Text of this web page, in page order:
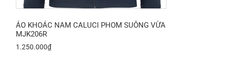
ÁO KHOÁC NAM CALUCI PHOM SUÔNG VỪA
MJK206R
1.250.000₫